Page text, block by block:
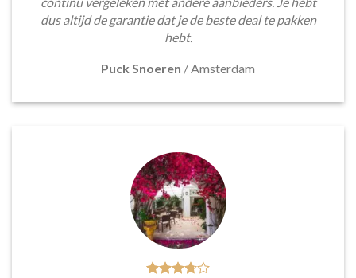
dus altijd de garantie dat je de beste deal te pakken
hebt.
Puck Snoeren /Amsterdam